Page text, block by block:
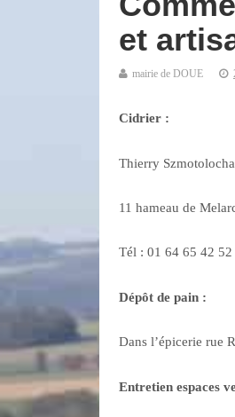
et
mairie de DOUE
Cidrier :
Thierry Szmotolocha
11 hameau de
Tél : 01 64 65 42 52
Dépôt de pain :
Dans l’épicerie rue
Entretien espaces